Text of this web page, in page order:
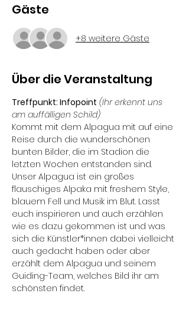
Gäste
+8 weitere Gäste
Über die Veranstaltung
Treffpunkt: Infopoint (Ihr erkennt uns
am auffälligen Schild)
Kommt mit dem Alpagua mit auf eine
Reise durch die wunderschönen
bunten Bilder, die im Stadion die
letzten Wochen entstanden sind.
Unser Alpagua ist ein großes
flauschiges Alpaka mit freshem Style,
blauem Fell und Musik im Blut. Lasst
euch inspirieren und auch erzählen
wie es dazu gekommen ist und was
sich die Künstler*innen dabei vielleicht
auch gedacht haben oder aber
erzählt dem Alpagua und seinem
Guiding-Team, welches Bild ihr am
schönsten findet.